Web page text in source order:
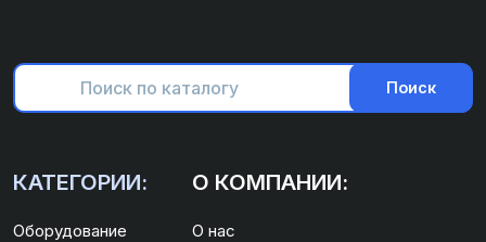
Поиск
КАТЕГОРИИ:
Оборудование
О КОМПАНИИ:
О нас